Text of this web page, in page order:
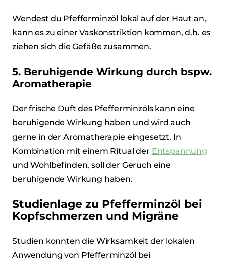
Wendest du Pfefferminzöl lokal auf der Haut an,
kann es zu einer Vaskonstriktion kommen, d.h. es
ziehen sich die Gefäße zusammen.
5. Beruhigende Wirkung durch bspw.
Aromatherapie
Der frische Duft des Pfefferminzöls kann eine
beruhigende Wirkung haben und wird auch
gerne in der Aromatherapie eingesetzt. In
Kombination mit einem Ritual der Entspannung
und Wohlbefinden, soll der Geruch eine
beruhigende Wirkung haben.
Studienlage zu Pfefferminzöl bei
Kopfschmerzen und Migräne
Studien konnten die Wirksamkeit der lokalen
Anwendung von Pfefferminzöl bei